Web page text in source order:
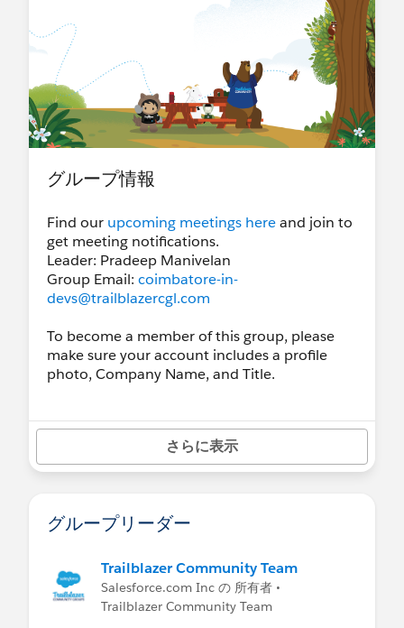
グループ情報
Find our upcoming meetings hereand join to
get meeting notifications.
Leader: Pradeep Manivelan
Group Email: coimbatore-in-
devs@trailblazercgl.com
To become a member of this group, please
make sure your account includes a profile
photo, Company Name, and Title.
さらに表示
グループリーダー
Trailblazer Community Team
Salesforce.com Inc の 所有者 •
Trailblazer Community Team